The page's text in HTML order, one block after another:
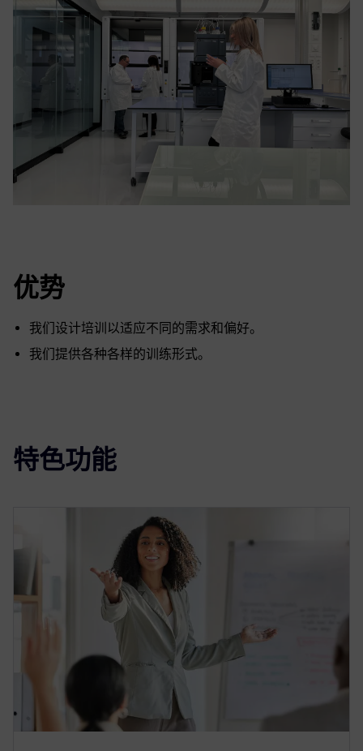
优势
我们设计培训以适应不同的需求和偏好。
我们提供各种各样的训练形式。
特色功能